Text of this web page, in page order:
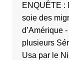
ENQUÊTE :
soie des
d’Amérique
plusieurs
Usa par le